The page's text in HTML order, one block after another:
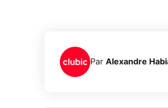
Par Alexandre